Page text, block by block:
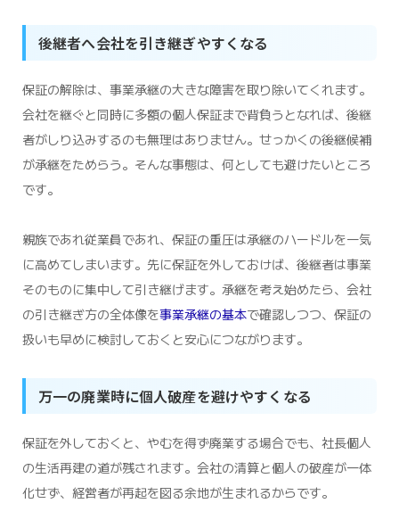
後継者へ会社を引き継ぎやすくなる
保証の解除は、事業承継の大きな障害を取り除いてくれます。
会社を継ぐと同時に多額の個人保証まで背負うとなれば、後継
者がしり込みするのも無理はありません。せっかくの後継候補
が承継をためらう。そんな事態は、何としても避けたいところ
です。
親族であれ従業員であれ、保証の重圧は承継のハードルを一気
に高めてしまいます。先に保証を外しておけば、後継者は事業
そのものに集中して引き継げます。承継を考え始めたら、会社
の引き継ぎ方の全体像を事業承継の基本で確認しつつ、保証の
扱いも早めに検討しておくと安心につながります。
万一の廃業時に個人破産を避けやすくなる
保証を外しておくと、やむを得ず廃業する場合でも、社長個人
の生活再建の道が残されます。会社の清算と個人の破産が一体
化せず、経営者が再起を図る余地が生まれるからです。